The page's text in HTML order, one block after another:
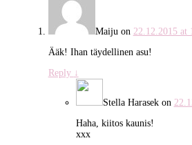
Maijuon 22.12.2015 at
Ääk! Ihan täydellinen asu!
Reply ↓
Stella Harasekon
Haha, kiitos kaunis!
xxx